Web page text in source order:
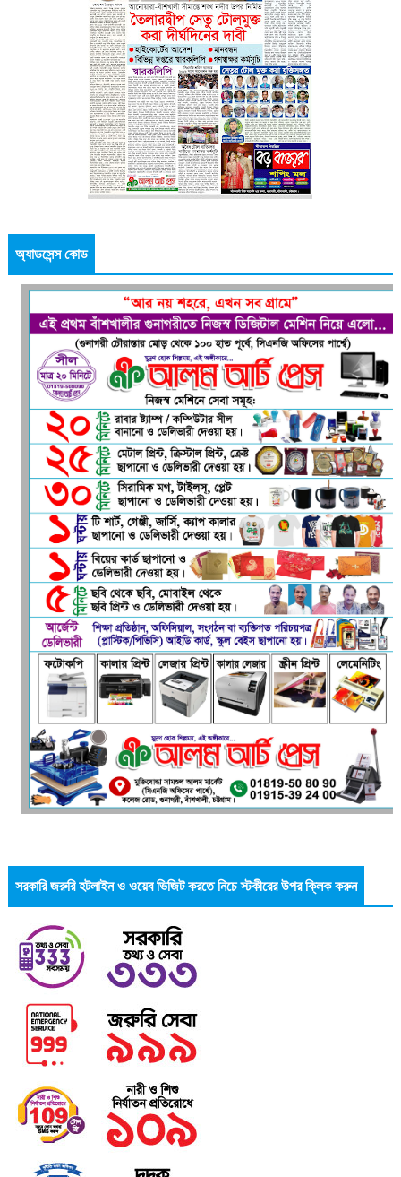
অ্যাডসেন্স কোড
সরকারি জরুরি হটলাইন ও ওয়েব ভিজিট করতে নিচে স্টকীরের উপর ক্লিক করুন